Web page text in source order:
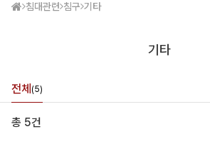
침대관련 침구 기타
기타
전체 (5)
총 5건